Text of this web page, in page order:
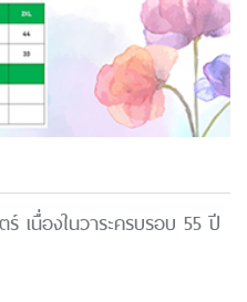
เนื่องในวาระครบรอบ 55 ปี